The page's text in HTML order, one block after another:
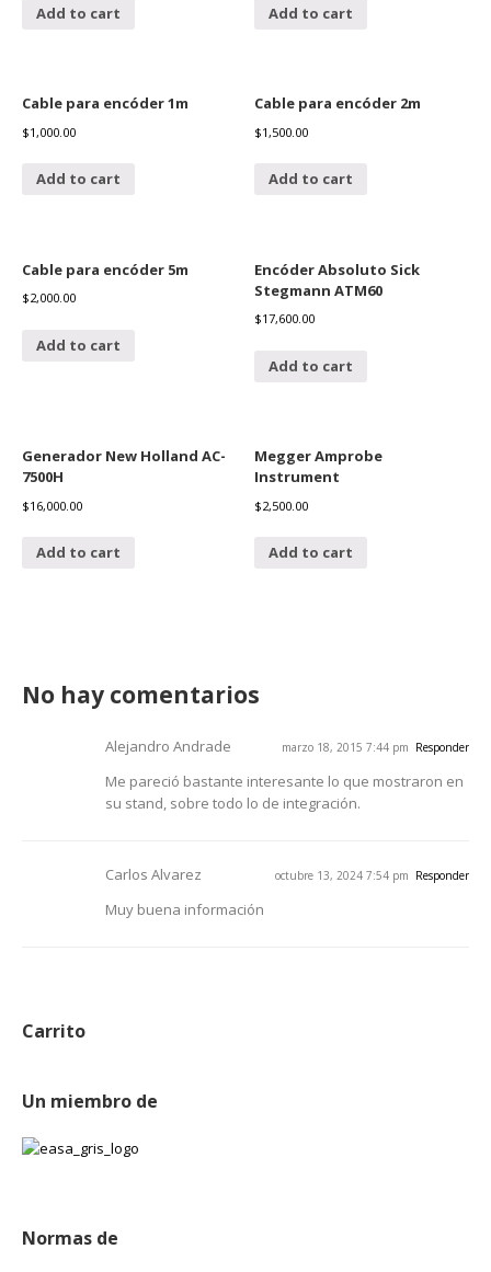
Add to cart Add to cart
Cable para encóder 1m
$1,000.00
Add to cart
Cable para encóder 2m
$1,500.00
Add to cart
Cable para encóder 5m
$2,000.00
Add to cart
Encóder Absoluto Sick
Stegmann ATM60
$17,600.00
Add to cart
Generador New Holland AC-
7500H
$16,000.00
Add to cart
Megger Amprobe
Instrument
$2,500.00
Add to cart
No hay comentarios
Alejandro Andrade marzo 18, 2015 7:44 pm Responder
Me pareció bastante interesante lo que mostraron en
su stand, sobre todo lo de integración.
Carlos Alvarez octubre 13, 2024 7:54 pm Responder
Muy buena información
Carrito
Un miembro de
Normas de